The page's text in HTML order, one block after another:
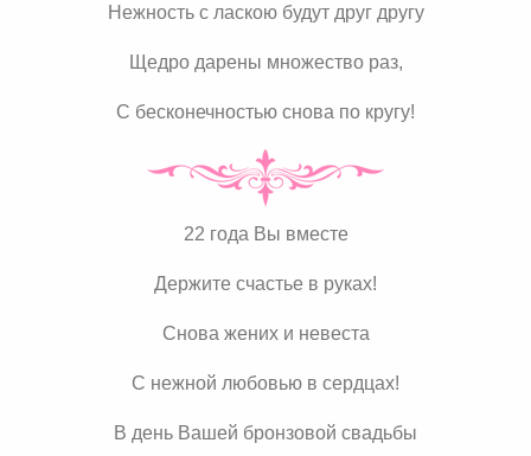
Нежность с ласкою будут друг другу
Щедро дарены множество раз,
С бесконечностью снова по кругу!
22 года Вы вместе
Держите счастье в руках!
Снова жених и невеста
С нежной любовью в сердцах!
В день Вашей бронзовой свадьбы